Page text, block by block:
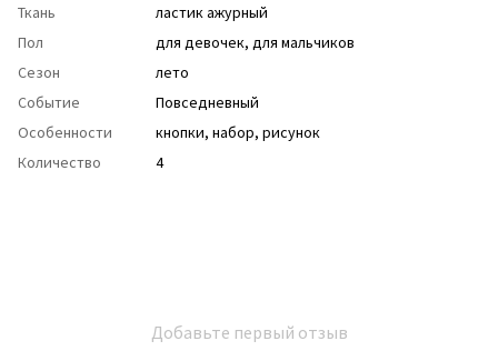
Ткань
ластик ажурный
Пол
для девочек, для мальчиков
Сезон
лето
Событие
Повседневный
Особенности
кнопки, набор, рисунок
Количество
4
Добавьте первый отзыв